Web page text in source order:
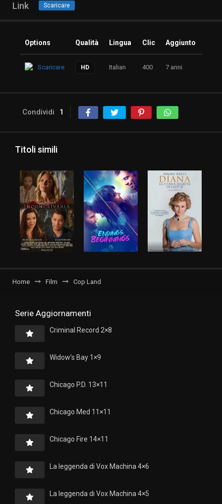
Link Scaricare
Options Qualità Lingua Clic Aggiunto
Scaricare HD Italian 400 7 anni
Condividi 1
Titoli simili
Home Film Cop Land
Serie Aggiornamenti
Criminal Record 2×8
Widow’s Bay 1×9
Chicago P.D. 13×11
Chicago Med 11×11
Chicago Fire 14×11
La leggenda di Vox Machina 4×6
La leggenda di Vox Machina 4×5